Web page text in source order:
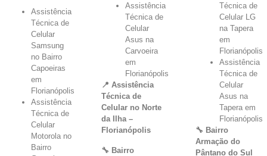
Assistência
Técnica de
Celular
Samsung
no Bairro
Capoeiras
em
Florianópolis
Assistência
Técnica de
Celular
Motorola no
Bairro
Assistência
Técnica de
Celular
Asus na
Carvoeira
em
Florianópolis
📍 Assistência
Técnica de
Celular no Norte
da Ilha –
Florianópolis
🔧 Bairro
Técnica de
Celular LG
na Tapera
em
Florianópolis
Assistência
Técnica de
Celular
Asus na
Tapera em
Florianópolis
🔧 Bairro
Armação do
Pântano do Sul